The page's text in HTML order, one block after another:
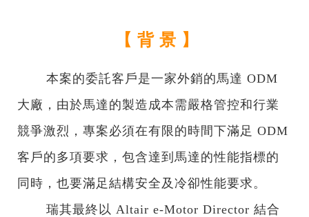
【 背 景 】
本案的委託客戶是一家外銷的馬達 ODM
大廠，由於馬達的製造成本需嚴格管控和行業
競爭激烈，專案必須在有限的時間下滿足 ODM
客戶的多項要求，包含達到馬達的性能指標的
同時，也要滿足結構安全及冷卻性能要求。
瑞其最終以 Altair e-Motor Director 結合